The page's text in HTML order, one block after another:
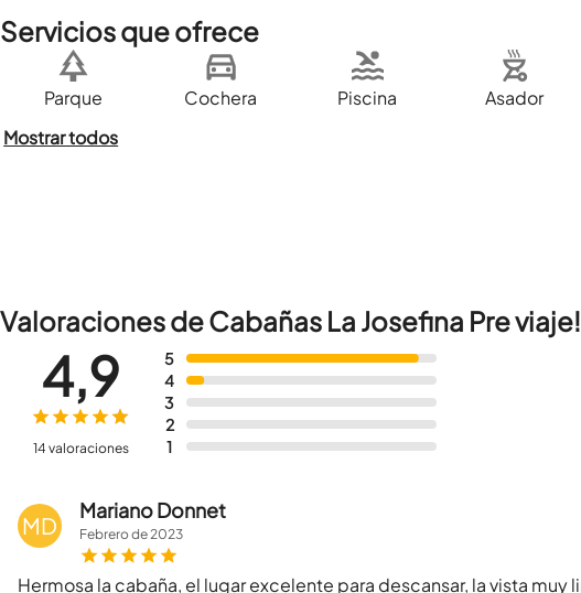
Servicios que ofrece
Parque Cochera Piscina Asador
Mostrar todos
Valoraciones de Cabañas La Josefina Pre viaje!
5
4
3
2
1
4,9
14 valoraciones
MD
Mariano Donnet
Febrerode2023
Hermosa la cabaña, el lugar excelente para descansar, la vista muy